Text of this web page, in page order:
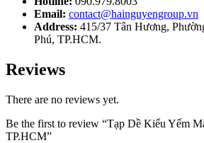
Email: contact@hainguyengroup.vn
Address: 415/37 Tân Hương,
Phú, TP.HCM.
Reviews
There are no reviews yet.
Be the first to review “Tạp Dề Kiểu Yếm
TP.HCM”